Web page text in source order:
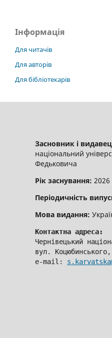
Інформація
Для читачів
Для авторів
Для бібліотекарів
Засновник і
національний
Федьковича
Рік заснування: 2026
Періодичність
Мова видання:
Контактна адреса:
Чернівецький
вул.
e-mail: